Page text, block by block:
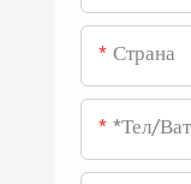
Страна
*тел/